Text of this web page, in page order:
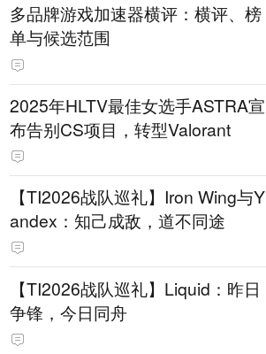
多品牌游戏加速器横评：横评、榜
单与候选范围
2025年HLTV最佳女选手ASTRA宣
布告别CS项目，转型Valorant
【TI2026战队巡礼】Iron Wing与Y
andex：知己成敌，道不同途
【TI2026战队巡礼】Liquid：昨日
争锋，今日同舟